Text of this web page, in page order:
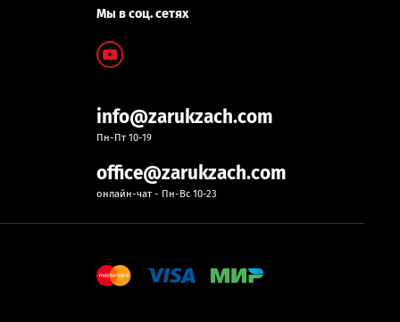
Мы в соц. сетях
info@zarukzach.com
Пн-Пт 10-19
office@zarukzach.com
онлайн-чат - Пн-Вс 10-23